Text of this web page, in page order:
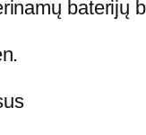
baterijų